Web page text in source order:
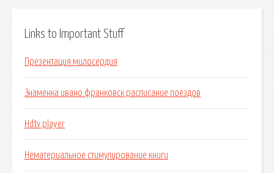
Links to Important Stuff
Презентация милосердия
Знаменка ивано франковск расписание поездов
Hdtv player
Нематериальное стимулирование книги